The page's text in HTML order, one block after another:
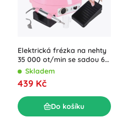
Elektrická frézka na nehty
35 000 ot/min se sadou 6
nástavců, růžová
Skladem
439 Kč
Do košíku